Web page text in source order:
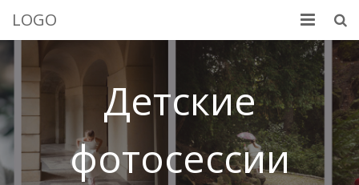
LOGO
Добро пожаловать
Услуги
Портфолио
Обо мне
Детские
фотосессии